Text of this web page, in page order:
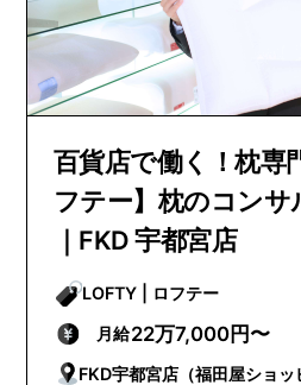
百貨店で働く！枕専
フテー】枕のコン
｜FKD 宇都宮店
LOFTY | ロフテー
月給22万7,000円〜
FKD宇都宮店（福田屋ショ